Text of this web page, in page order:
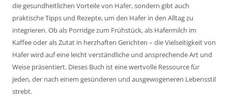
die gesundheitlichen Vorteile von Hafer, sondern gibt auch
praktische Tipps und Rezepte, um den Hafer in den Alltag zu
integrieren. Ob als Porridge zum Frühstück, als Hafermilch im
Kaffee oder als Zutat in herzhaften Gerichten – die Vielseitigkeit von
Hafer wird auf eine leicht verständliche und ansprechende Art und
Weise präsentiert. Dieses Buch ist eine wertvolle Ressource für
jeden, der nach einem gesünderen und ausgewogeneren Lebensstil
strebt.